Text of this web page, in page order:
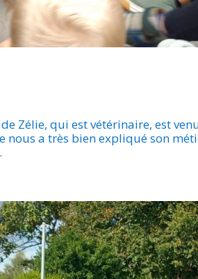
Zélie, qui est vétérinaire, est
nous a très bien expliqué son